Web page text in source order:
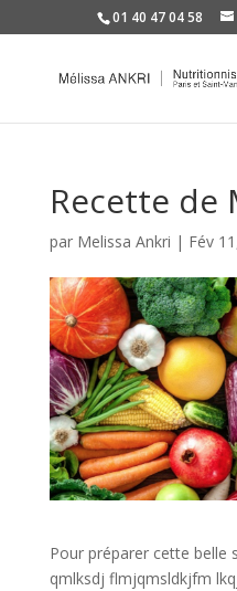
01 40 47 04 58
Recette de
par Melissa Ankri | Fév
Pour préparer cette belle
qmlksdj flmjqmsldkjfm